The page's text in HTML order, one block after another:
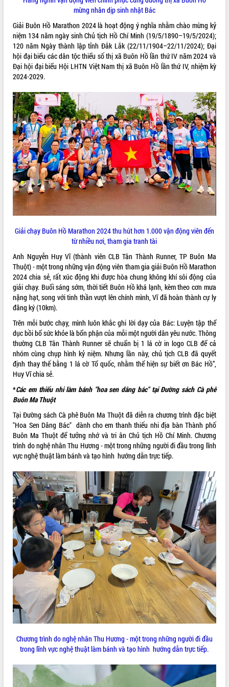
sầu riêng tại Đắk Lắk
Trình diễn nghệ thuật chế biến các
món ăn từ sầu riêng
Đắk Lắk công bố Quy hoạch và xúc
tiến đầu tư tỉnh
Ngành cá ngừ Đắk Lắk chủ động thích
ứng để giữ vững thị trường xuất khẩu
phá cơ chế - Hợp tác công tư
Đề án 06 tạo bước ngoặt đột phá trong
cải cách hành chính tỉnh Đắk Lắk
Kết nối tour, đẩy mạnh chuyển đổi số
để phát triển du lịch Đắk Lắk
Khởi động Dự án Đầu tư xây dựng hạ
tầng kỹ thuật Cụm công nghiệp Tân
Tiến
Gặp mặt các cơ quan báo chí nhân Kỷ
niệm 101 năm Ngày Báo chí Cách
mạng Việt Nam
hiện Đề án 06 của Chính phủ
Họp báo thông tin về Hội nghị Công bố
Quy hoạch và Xúc tiến đầu tư tỉnh Đắk
Lắk
Khơi thông điểm nghẽn, đẩy nhanh
giải ngân vốn khắc phục thiên tai
HĐND tỉnh thông qua điều chỉnh Quy
hoạch tỉnh thời kỳ 2021-2030
Hội thảo góp ý hồ sơ điều chỉnh quy
hoạch tỉnh Đắk Lắk thời kỳ 2021-2030,
tầm nhìn đến năm 2050
Nâng cao hiệu quả hoạt động của các
doanh nghiệp nhà nước
Hội nghị triển khai kết nối mạng
truyền số liệu chuyên dùng phục vụ cơ
quan Đảng, Nhà nước
Lễ phát động chuỗi hoạt động chung
tay làm sạch môi trường
Xã Ea Kar bước chuyển mình trong
công tác cải cách hành chính mô hình
mới
năm 2026
Hội thảo khoa học “Giải pháp thúc đẩy
phát triển nền kinh tế xanh tại tỉnh
Đắk Lắk”
Tăng cường giám sát, đôn đốc thực
hiện nhiệm vụ quản lý tài sản công
hàng tuần
Tháo gỡ những vướng mắc, đẩy mạnh
công tác cải cách thủ tục hành chính
tại Trung tâm Phục vụ hành chính
công tỉnh
Đắk Lắk: Tôn vinh 46 giải pháp tại Hội
thi Sáng tạo Kỹ thuật 2024 - 2025
Đắk Lắk rà soát, điều chỉnh Đề án 190
về phát triển nuôi trồng thủy sản
Phó Chủ tịch UBND tỉnh Đắk Lắk
Dự án cao tốc Khánh Hòa - Buôn Ma
Thuột
mừng nhân dịp sinh nhật Bác
Giải Buôn Hồ Marathon 2024 là hoạt động ý nghĩa nhằm chào mừng kỷ
niệm 134 năm ngày sinh Chủ tịch Hồ Chí Minh (19/5/1890–19/5/2024);
120 năm Ngày thành lập tỉnh Đắk Lắk (22/11/1904–22/11/2024); Đại
hội đại biểu các dân tộc thiểu số thị xã Buôn Hồ lần thứ IV năm 2024 và
Đại hội đại biểu Hội LHTN Việt Nam thị xã Buôn Hồ lần thứ IV, nhiệm kỳ
2024-2029.
Giải chạy Buôn Hồ Marathon 2024thu hút hơn 1.000 vận động viên đến
từ nhiều nơi, tham gia tranh tài
Anh Nguyễn Huy Vĩ (thành viên CLB Tân Thành Runner, TP Buôn Ma
Thuột) - một trong những vận động viên tham gia giải Buôn Hồ Marathon
2024 chia sẻ, rất xúc động khi được hòa chung không khí sôi động của
giải chạy. Buổi sáng sớm, thời tiết Buôn Hồ khá lạnh, kèm theo cơn mưa
nặng hạt, song với tinh thần vượt lên chính mình, Vĩ đã hoàn thành cự ly
đăng ký (10km).
Trên mỗi bước chạy, mình luôn khắc ghi lời dạy của Bác: Luyện tập thể
dục bồi bổ sức khỏe là bổn phận của mỗi một người dân yêu nước. Thông
thường CLB Tân Thành Runner sẽ chuẩn bị 1 lá cờ in logo CLB để cả
nhóm cùng chụp hình kỷ niệm. Nhưng lần này, chủ tịch CLB đã quyết
định thay thế bằng 1 lá cờ Tổ quốc, nhằm thể hiện sự biết ơn Bác Hồ”,
Huy Vĩ chia sẻ.
*Các em thiếu nhi làm bánh "hoa sen dâng bác" tại Đường sách Cà phê
Buôn Ma Thuột
Tại Đường sách Cà phê Buôn Ma Thuột đã diễn ra chương trình đặc biệt
"Hoa Sen Dâng Bác" dành cho em thanh thiếu nhi địa bàn Thành phố
Buôn Ma Thuột để tưởng nhớ và tri ân Chủ tịch Hồ Chí Minh. Chương
trình do nghệ nhân Thu Hương - một trong những người đi đầu trong lĩnh
vực nghệ thuật làm bánh và tạo hình hướng dẫn trực tiếp.
Chương trình do nghệ nhân Thu Hương - một trong những người đi đầu
trong lĩnh vực nghệ thuật làm bánh và tạo hình hướng dẫn trực tiếp.